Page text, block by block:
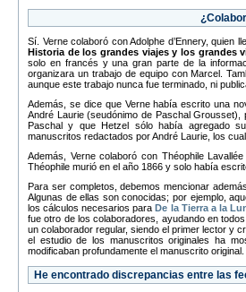
Sí. Verne colaboró con Adolphe d’Ennery, quien
Historia de los grandes viajes y los grandes
solo en francés y una gran parte de la
organizara un trabajo de equipo con Marcel.
aunque este trabajo nunca fue terminado, ni
Además, se dice que Verne había escrito una
André Laurie (seudónimo de Paschal
Paschal y que Hetzel sólo había agregado
manuscritos redactados por André Laurie, los
Además, Verne colaboró con Théophile
Théophile murió en el año 1866 y solo había
Para ser completos, debemos mencionar
Algunas de ellas son conocidas; por ejemplo,
los cálculos necesarios paraDe la Tierra a la
fue otro de los colaboradores, ayudando en
un colaborador regular, siendo el primer lector y
el estudio de los manuscritos originales ha
modificaban profundamente el manuscrito original.
He encontrado discrepancias entre las